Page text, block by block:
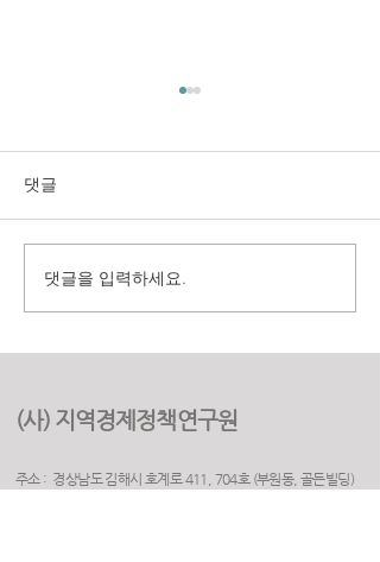
구미시 취업지원센터 만족
도 조사 용역
댓글
댓글을 입력하세요.
(사) 지역경제정책연구원
주소 : 경상남도 김해시 호계로 411, 704호 (부원동, 골든빌딩)